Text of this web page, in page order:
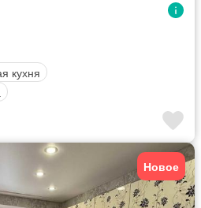
кухня
Новое